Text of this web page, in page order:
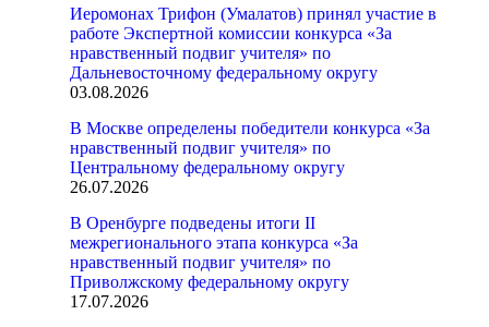
Иеромонах Трифон (Умалатов) принял участие в
работе Экспертной комиссии конкурса «За
нравственный подвиг учителя» по
Дальневосточному федеральному округу
03.08.2026
В Москве определены победители конкурса «За
нравственный подвиг учителя» по
Центральному федеральному округу
26.07.2026
В Оренбурге подведены итоги II
межрегионального этапа конкурса «За
нравственный подвиг учителя» по
Приволжскому федеральному округу
17.07.2026